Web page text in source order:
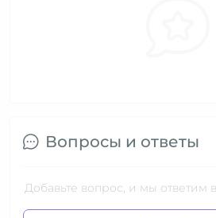
Вопросы и ответы
Добавьте вопрос, и мы